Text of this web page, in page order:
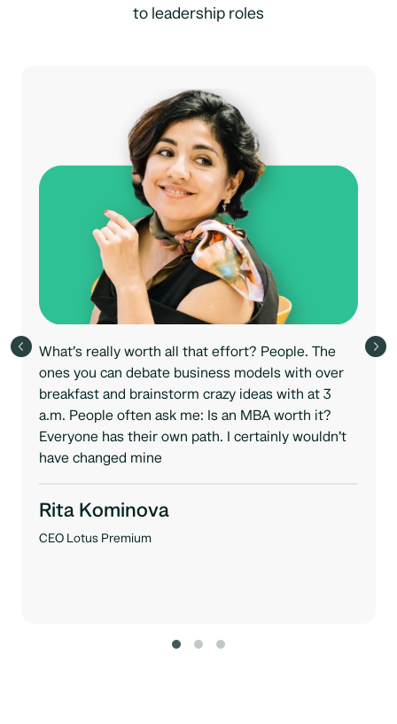
to leadership roles
What’s really worth all that effort? People. The
ones you can debate business models with over
breakfast and brainstorm crazy ideas with at 3
a.m. People often ask me: Is an MBA worth it?
Everyone has their own path. I certainly wouldn’t
have changed mine
Rita Kominova
CEO Lotus Premium